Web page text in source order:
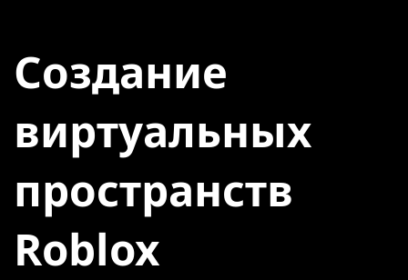
Создание
виртуальных
пространств
Roblox